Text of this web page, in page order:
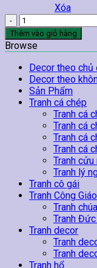
Xóa
Tranh
Hoa
Hướng
Dương
Treo
Tường
59
số
lượng
Thêm vào giỏ hàng
Browse
Decor theo chủ
Decor theo
Sản Phẩm
Tranh cá chép
Tranh cá
Tranh cá
Tranh cá
Tranh cá
Tranh
Tranh lý
Tranh cô gái
Tranh Công Giáo
Tranh
Tranh
Tranh decor
Tranh
Tranh
Tranh hổ